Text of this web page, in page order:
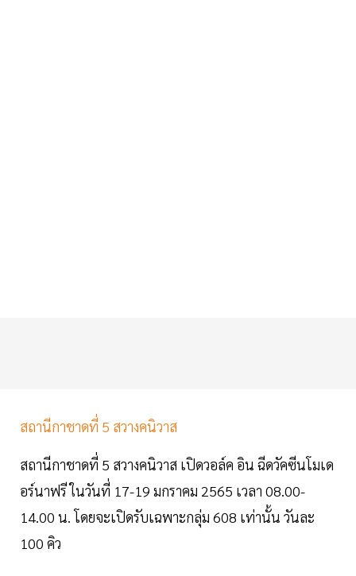
สถานีกาชาดที่ 5 สวางคนิวาส
สถานีกาชาดที่ 5 สวางคนิวาส เปิดวอล์ค อิน ฉีดวัคซีนโมเด
อร์นาฟรี ในวันที่ 17-19 มกราคม 2565 เวลา 08.00-
14.00 น. โดยจะเปิดรับเฉพาะกลุ่ม 608 เท่านั้น วันละ
100 คิว